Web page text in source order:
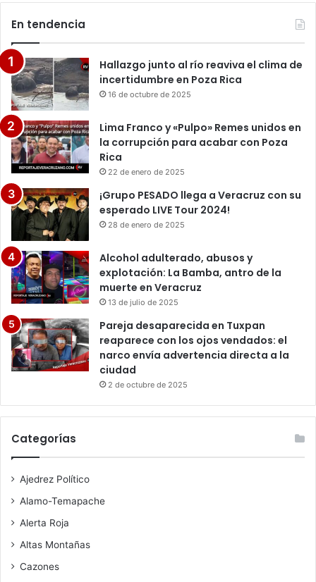
En tendencia
Hallazgo junto al río reaviva el clima de
incertidumbre en Poza Rica
16 de octubre de 2025
Lima Franco y «Pulpo» Remes unidos en
la corrupción para acabar con Poza
Rica
22 de enero de 2025
¡Grupo PESADO llega a Veracruz con su
esperado LIVE Tour 2024!
28 de enero de 2025
Alcohol adulterado, abusos y
explotación: La Bamba, antro de la
muerte en Veracruz
13 de julio de 2025
Pareja desaparecida en Tuxpan
reaparece con los ojos vendados: el
narco envía advertencia directa a la
ciudad
2 de octubre de 2025
Categorías
Ajedrez Político
Alamo-Temapache
Alerta Roja
Altas Montañas
Cazones